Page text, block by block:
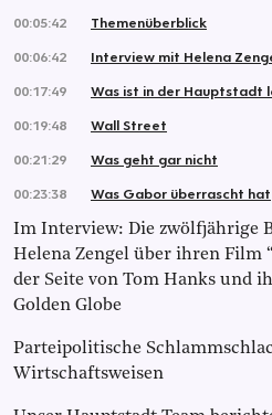
00:05:42
Themenüberblick
00:06:42
Interview mit Helena
00:17:49
Was ist in der Hauptstadt
00:19:48
Wall Street
00:21:29
Was geht gar nicht
00:23:38
Was Gabor überrascht hat
Im Interview: Die zwölfjährige
Helena Zengel über ihren Film
der Seite von Tom Hanks und
Golden Globe
Parteipolitische
Wirtschaftsweisen